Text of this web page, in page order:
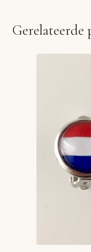
Gerelateerde